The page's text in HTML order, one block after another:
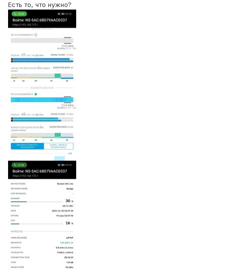
Есть то, что нужно?